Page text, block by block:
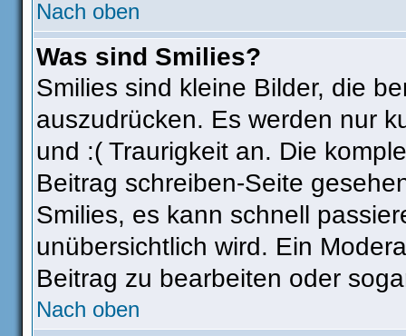
Nach oben
Was sind Smilies?
Smilies sind kleine Bilder, die
auszudrücken. Es werden nur
und :( Traurigkeit an. Die
Beitrag schreiben-Seite
Smilies, es kann schnell
unübersichtlich wird. Ein
Beitrag zu bearbeiten oder
Nach oben